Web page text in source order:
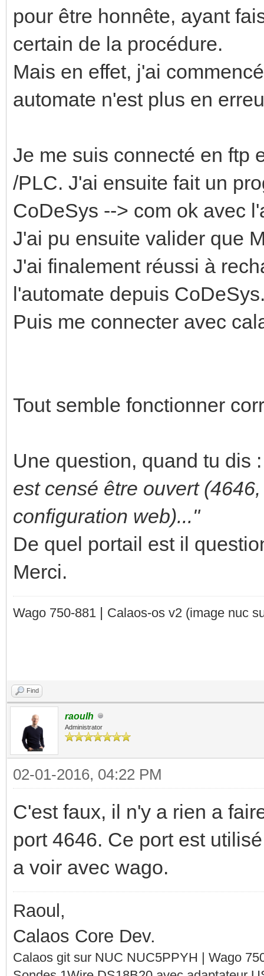
pour être honnête, ayant
certain de la procédure.
Mais en effet, j'ai
automate n'est plus en
Je me suis connecté en ftp
/PLC. J'ai ensuite fait un
CoDeSys --> com ok avec
J'ai pu ensuite valider que
J'ai finalement réussi à
l'automate depuis
Puis me connecter avec
Tout semble fonctionner
Une question, quand tu dis
est censé être ouvert
configuration web)..."
De quel portail est il
Merci.
Wago 750-881 | Calaos-os v2 (image nuc
Find
raoulh
Administrator
02-01-2016, 04:22 PM
C'est faux, il n'y a rien a
port 4646. Ce port est
a voir avec wago.
Raoul,
Calaos Core Dev.
Calaos git sur NUC NUC5PPYH | Wago